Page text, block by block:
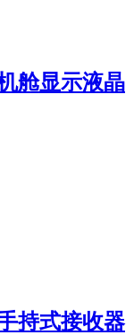
舱显示液晶
持式接收器